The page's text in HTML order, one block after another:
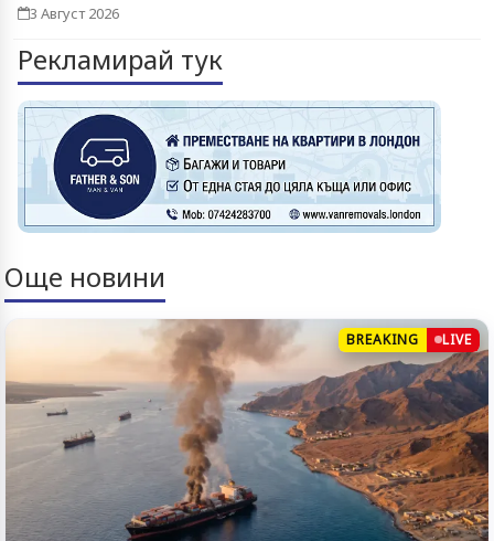
3 Август 2026
Рекламирай тук
Още новини
BREAKING LIVE